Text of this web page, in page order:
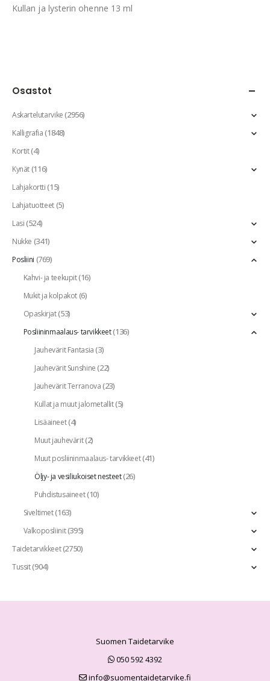
Kullan ja lysterin ohenne 13 ml
Osastot
Askartelutarvike(2956)
Kalligrafia(1848)
Kortit(4)
Kynät(116)
Lahjakortti(15)
Lahjatuotteet(5)
Lasi(524)
Nukke (341)
Posliini (769)
Kahvi- ja teekupit(16)
Mukit ja kolpakot(6)
Opaskirjat(53)
Posliininmaalaus- tarvikkeet(136)
Jauhevärit Fantasia(3)
Jauhevärit Sunshine(22)
Jauhevärit Terranova(23)
Kullat ja muut jalometallit(5)
Lisäaineet(4)
Muut jauhevärit(2)
Muut posliininmaalaus- tarvikkeet(41)
Öljy- ja vesiliukoiset nesteet(26)
Puhdistusaineet(10)
Siveltimet(163)
Valkoposliinit(395)
Taidetarvikkeet(2750)
Tussit(904)
Suomen Taidetarvike
050 592 4392
info@suomentaidetarvike.fi